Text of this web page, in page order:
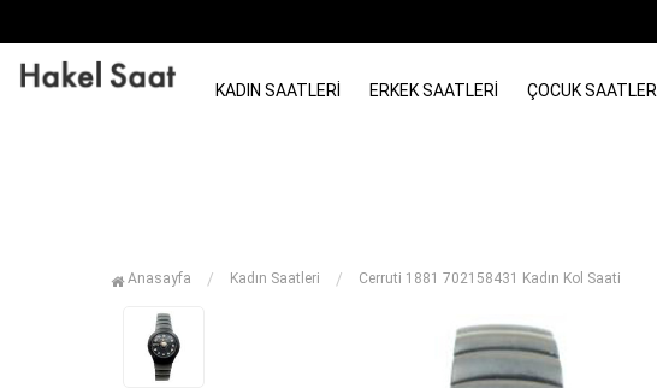
KADIN SAATLERI ERKEK SAATLERI ÇOCUK SAATLERI
Anasayfa Kadın Saatleri Cerruti 1881 702158431 Kadın Kol Saati